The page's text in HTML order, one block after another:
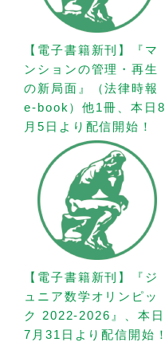
【電子書籍新刊】『マ
ンションの管理・再生
の新局面』（法律時報
e-book）他1冊、本日8
月5日より配信開始！
【電子書籍新刊】『ジ
ュニア数学オリンピッ
ク 2022-2026』、本日
7月31日より配信開始！